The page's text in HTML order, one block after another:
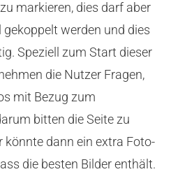
markieren, dies darf aber
werden und dies
Speziell zum Start dieser
die Nutzer Fragen,
mit Bezug zum
bitten die Seite zu
könnte dann ein extra Foto-
die besten Bilder enthält.